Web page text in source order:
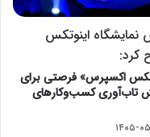
نمایشگاه اینوتکس
کرد:
اکسپرس» فرصتی برای
تاب‌آوری کسب‌وکارهای
۰۵-۱۸